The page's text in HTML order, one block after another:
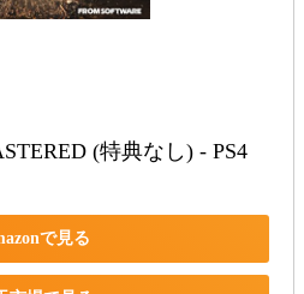
(特典なし) - PS4
で見る